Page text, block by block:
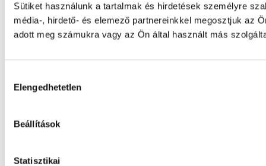
Sütiket használunk a tartalmak és hirdetések személyre
média-, hirdető- és elemező partnereinkkel megosztjuk az
adott meg számukra vagy az Ön által használt más
kiválasztása
Elengedhetetlen
Beállítások
Statisztikai